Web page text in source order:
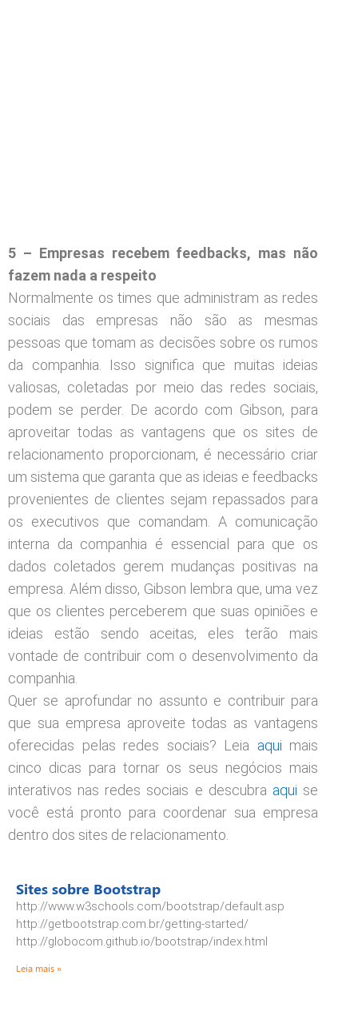
5 – Empresas recebem feedbacks, mas não
fazem nada a respeito
Normalmente os times que administram as redes
sociais das empresas não são as mesmas
pessoas que tomam as decisões sobre os rumos
da companhia. Isso significa que muitas ideias
valiosas, coletadas por meio das redes sociais,
podem se perder. De acordo com Gibson, para
aproveitar todas as vantagens que os sites de
relacionamento proporcionam, é necessário criar
um sistema que garanta que as ideias e feedbacks
provenientes de clientes sejam repassados para
os executivos que comandam. A comunicação
interna da companhia é essencial para que os
dados coletados gerem mudanças positivas na
empresa. Além disso, Gibson lembra que, uma vez
que os clientes perceberem que suas opiniões e
ideias estão sendo aceitas, eles terão mais
vontade de contribuir com o desenvolvimento da
companhia.
Quer se aprofundar no assunto e contribuir para
que sua empresa aproveite todas as vantagens
oferecidas pelas redes sociais? Leia aqui mais
cinco dicas para tornar os seus negócios mais
interativos nas redes sociais e descubra aqui se
você está pronto para coordenar sua empresa
dentro dos sites de relacionamento.
Sites sobre Bootstrap
http://www.w3schools.com/bootstrap/default.asp
http://getbootstrap.com.br/getting-started/
http://globocom.github.io/bootstrap/index.html
Leia mais »